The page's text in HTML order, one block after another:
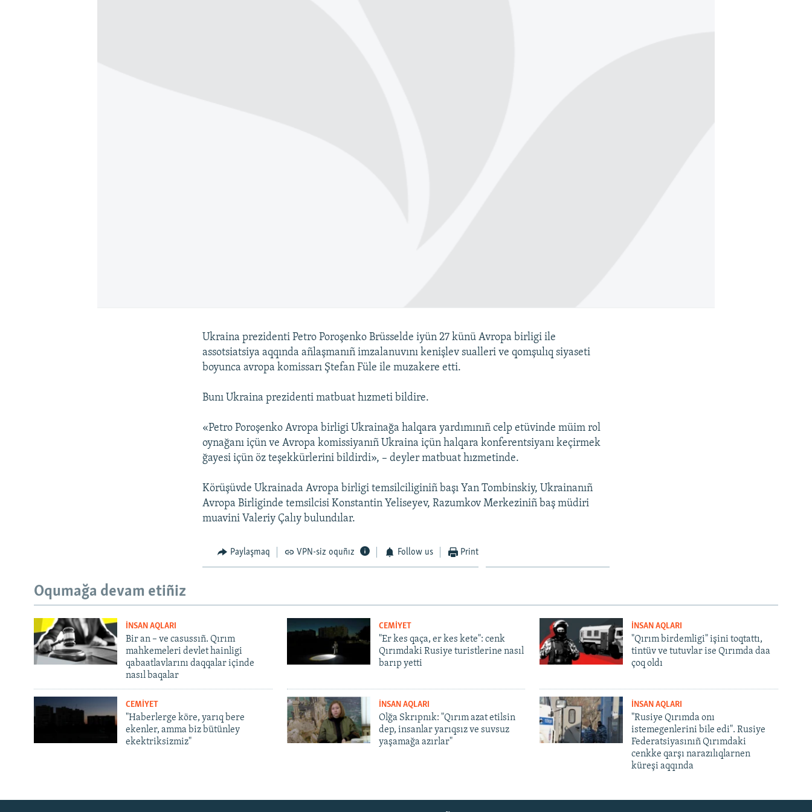
Русский
Ukraina prezidenti Petro Poroşenko Brüsselde iyün 27 künü Avropa birligi ile
assotsiatsiya aqqında añlaşmanıñ imzalanuvını kenişlev sualleri ve qomşulıq siyaseti
boyunca avropa komissarı Ştefan Füle ile muzakere etti.
Bunı Ukraina prezidenti matbuat hızmeti bildire.
«Petro Poroşenko Avropa birligi Ukrainağa halqara yardımınıñ celp etüvinde müim rol
oynağanı içün ve Avropa komissiyanıñ Ukraina içün halqara konferentsiyanı keçirmek
ğayesi içün öz teşekkürlerini bildirdi», – deyler matbuat hızmetinde.
Körüşüvde Ukrainada Avropa birligi temsilciliginiñ başı Yan Tombinskiy, Ukrainanıñ
Avropa Birliginde temsilcisi Konstantin Yeliseyev, Razumkov Merkeziniñ baş müdiri
muavini Valeriy Çalıy bulundılar.
Paylaşmaq VPN-siz oquñız Follow us Print
Oqumağa devam etiñiz
İNSAN AQLARI
Bir an – ve casussıñ. Qırım
mahkemeleri devlet hainligi
qabaatlavlarını daqqalar içinde
nasıl baqalar
CEMİYET
"Er kes qaça, er kes kete": cenk
Qırımdaki Rusiye turistlerine nasıl
barıp yetti
İNSAN AQLARI
"Qırım birdemligi" işini toqtattı,
tintüv ve tutuvlar ise Qırımda daa
çoq oldı
CEMİYET
"Haberlerge köre, yarıq bere
ekenler, amma biz bütünley
ekektriksizmiz"
İNSAN AQLARI
Olğa Skrıpnık: "Qırım azat etilsin
dep, insanlar yarıqsız ve suvsuz
yaşamağa azırlar"
İNSAN AQLARI
"Rusiye Qırımda onı
istemegenlerini bile edi". Rusiye
Federatsiyasınıñ Qırımdaki
cenkke qarşı narazılıqlarnen
küreşi aqqında